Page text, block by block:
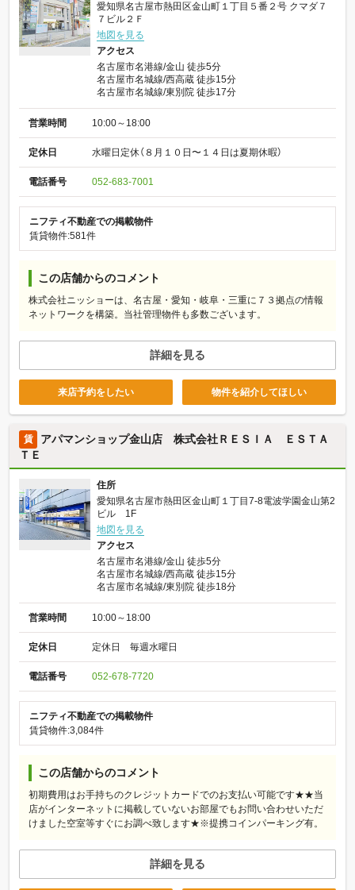
愛知県名古屋市熱田区金山町１丁目５番２号 クマダ７
７ビル２Ｆ
地図を見る
アクセス
名古屋市名港線/金山 徒歩5分
名古屋市名城線/西高蔵 徒歩15分
名古屋市名城線/東別院 徒歩17分
営業時間 10:00～18:00
定休日 水曜日定休（８月１０日〜１４日は夏期休暇）
電話番号 052-683-7001
ニフティ不動産での掲載物件
賃貸物件:581件
この店舗からのコメント
株式会社ニッショーは、名古屋・愛知・岐阜・三重に７３拠点の情報
ネットワークを構築。当社管理物件も多数ございます。
詳細を見る
来店予約をしたい 物件を紹介してほしい
賃
アパマンショップ金山店 株式会社ＲＥＳＩＡ ＥＳＴＡ
ＴＥ
住所
愛知県名古屋市熱田区金山町１丁目7-8電波学園金山第2
ビル 1F
地図を見る
アクセス
名古屋市名港線/金山 徒歩5分
名古屋市名城線/西高蔵 徒歩15分
名古屋市名城線/東別院 徒歩18分
営業時間 10:00～18:00
定休日 定休日 毎週水曜日
電話番号 052-678-7720
ニフティ不動産での掲載物件
賃貸物件:3,084件
この店舗からのコメント
初期費用はお手持ちのクレジットカードでのお支払い可能です★★当
店がインターネットに掲載していないお部屋でもお問い合わせいただ
けました空室等すぐにお調べ致します★※提携コインパーキング有。
詳細を見る